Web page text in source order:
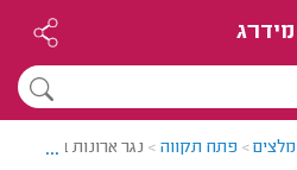
מידרג
> פתח תקווה > נגר ארונות בפתח
...